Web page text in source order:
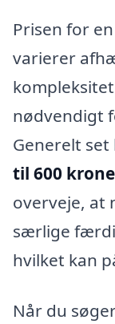
Prisen for
varierer
nødvendigt
Generelt
til 600
overveje, at
særlige
hvilket kan
Når du